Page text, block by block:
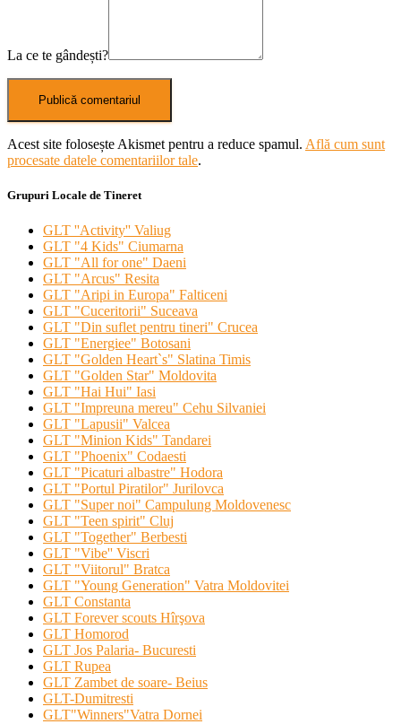
La ce te gândești?
Acest site folosește Akismet pentru a reduce spamul. Află cum sunt
procesate datele comentariilor tale.
Grupuri Locale de Tineret
GLT ''Activity'' Valiug
GLT "4 Kids" Ciumarna
GLT "All for one" Daeni
GLT "Arcus" Resita
GLT "Aripi in Europa" Falticeni
GLT "Cuceritorii" Suceava
GLT "Din suflet pentru tineri" Crucea
GLT "Energiee" Botosani
GLT "Golden Heart`s" Slatina Timis
GLT "Golden Star" Moldovita
GLT "Hai Hui" Iasi
GLT "Impreuna mereu" Cehu Silvaniei
GLT "Lapusii" Valcea
GLT "Minion Kids" Tandarei
GLT "Phoenix" Codaesti
GLT "Picaturi albastre" Hodora
GLT "Portul Piratilor" Jurilovca
GLT "Super noi" Campulung Moldovenesc
GLT "Teen spirit" Cluj
GLT "Together" Berbesti
GLT "Vibe'' Viscri
GLT "Viitorul" Bratca
GLT "Young Generation" Vatra Moldovitei
GLT Constanta
GLT Forever scouts Hîrşova
GLT Homorod
GLT Jos Palaria- Bucuresti
GLT Rupea
GLT Zambet de soare- Beius
GLT-Dumitresti
GLT"Winners"Vatra Dornei